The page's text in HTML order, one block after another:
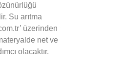
Su arıtma
üzerinden
net ve
olacaktır.